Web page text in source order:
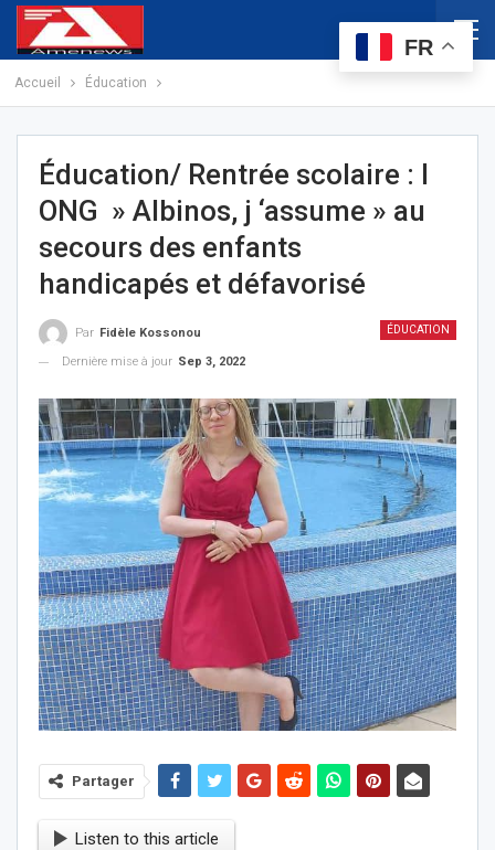
Accueil Éducation
Éducation/ Rentrée scolaire : l
ONG » Albinos, j ‘assume » au
secours des enfants
handicapés et défavorisé
ÉDUCATION
Par Fidèle Kossonou
Dernière mise à jour Sep 3, 2022
Partager
Listen to this article
FR